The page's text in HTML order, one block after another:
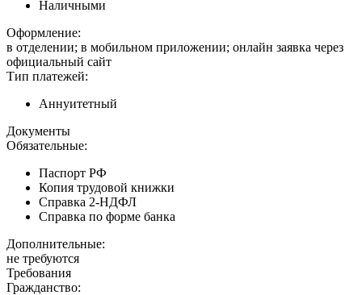
Наличными
Оформление:
в отделении; в мобильном приложении; онлайн заявка через
официальный сайт
Тип платежей:
Аннуитетный
Документы
Обязательные:
Паспорт РФ
Копия трудовой книжки
Справка 2-НДФЛ
Справка по форме банка
Дополнительные:
не требуются
Требования
Гражданство: